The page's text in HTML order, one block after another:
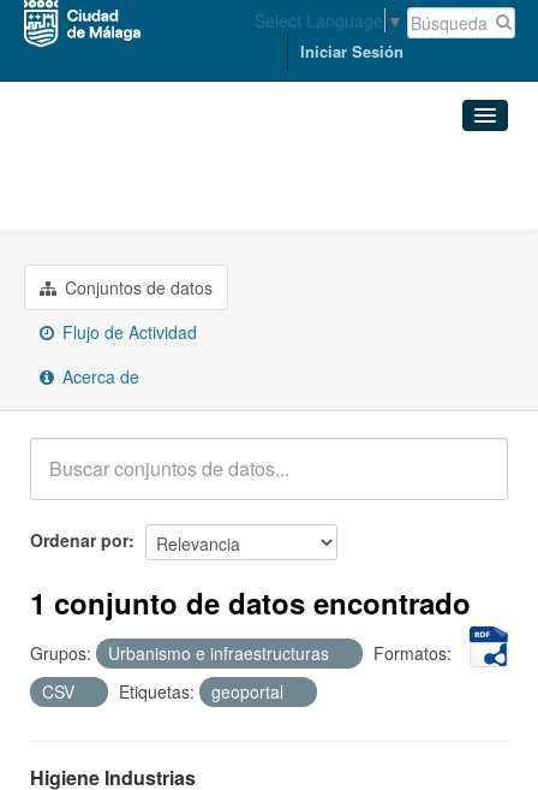
Select Language ▼
Iniciar Sesión
Grupos
Acerca de
Conjuntos de datos
Flujo de Actividad
Acerca de
Ordenar por
1 conjunto de datos encontrado
Grupos: Urbanismo e infraestructuras
Formatos:
CSV
Etiquetas: geoportal
Higiene Industrias